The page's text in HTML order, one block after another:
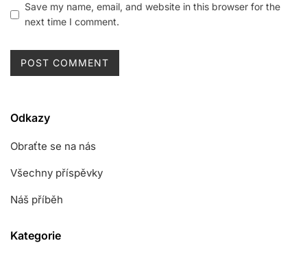
Save my name, email, and website in this browser for the
next time I comment.
Odkazy
Obraťte se na nás
Všechny příspěvky
Náš příběh
Kategorie